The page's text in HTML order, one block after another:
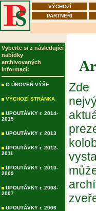
VÝCHOZÍ
PARTNEŘI
Vyberte si z následující
nabídky
archivovaných
informací:
O ÚROVEŇ VÝŠE
VÝCHOZÍ STRÁNKA
UPOUTÁVKY r. 2014-
2015
UPOUTÁVKY r. 2013
UPOUTÁVKY r. 2012-
2011
UPOUTÁVKY r. 2010-
2009
UPOUTÁVKY r. 2008-
2007
UPOUTÁVKY r. 2006